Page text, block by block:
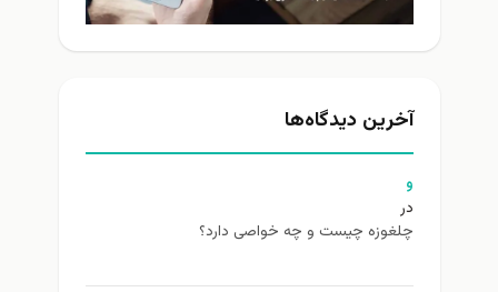
آخرین دیدگاه‌ها
و
در
چلغوزه چیست و چه خواصی دارد؟